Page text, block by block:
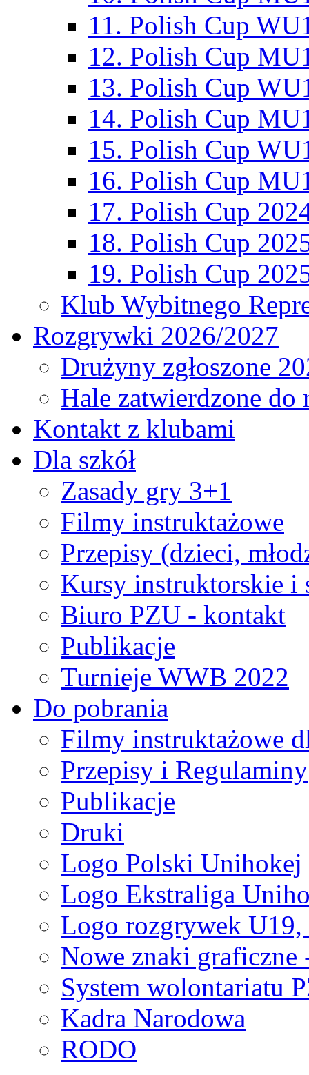
11. Polish Cup
12. Polish Cup
13. Polish Cup
14. Polish Cup
15. Polish Cup
16. Polish Cup
17. Polish Cup
18. Polish Cup
19. Polish Cup
Klub Wybitnego
Rozgrywki 2026/2027
Drużyny zgłoszone
Hale zatwierdzone
Kontakt z klubami
Dla szkół
Zasady gry 3+1
Filmy instruktażowe
Przepisy (dzieci,
Kursy instruktorskie i
Biuro PZU - kontakt
Publikacje
Turnieje WWB 2022
Do pobrania
Filmy instruktażowe
Przepisy i Regulaminy
Publikacje
Druki
Logo Polski Unihokej
Logo Ekstraliga
Logo rozgrywek
Nowe znaki graficzne
System wolontariatu
Kadra Narodowa
RODO